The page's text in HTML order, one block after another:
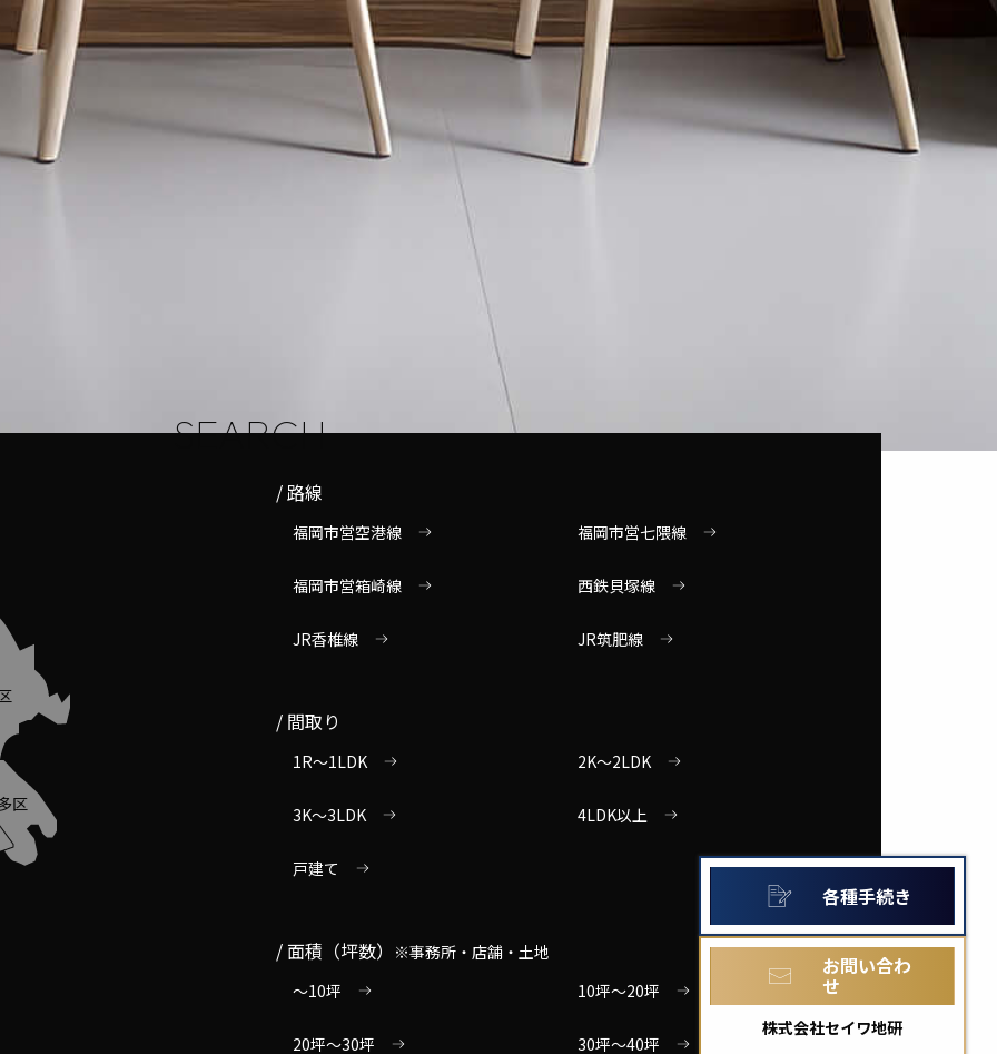
各種手続き
お問い合わ
せ
株式会社セイワ地研
SEARCH
区
路線
福岡市営空港線 福岡市営七隈線
福岡市営箱崎線 西鉄貝塚線
JR香椎線 JR筑肥線
間取り
1R～1LDK 2K～2LDK
3K～3LDK 4LDK以上
戸建て
面積（坪数）
※事務所・店舗・土地
～10坪
10坪～20坪
20坪～30坪 30坪～40坪